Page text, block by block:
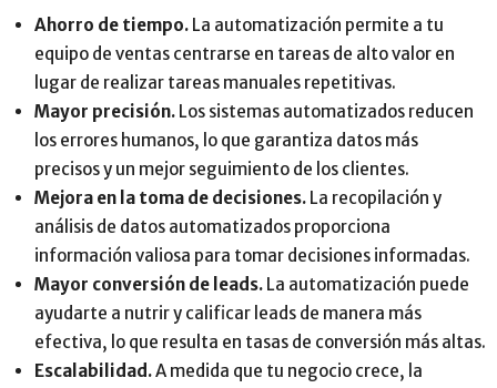
Ahorro de tiempo. La automatización permite a tu
equipo de ventas centrarse en tareas de alto valor en
lugar de realizar tareas manuales repetitivas.
Mayor precisión. Los sistemas automatizados reducen
los errores humanos, lo que garantiza datos más
precisos y un mejor seguimiento de los clientes.
Mejora en la toma de decisiones. La recopilación y
análisis de datos automatizados proporciona
información valiosa para tomar decisiones informadas.
Mayor conversión de leads. La automatización puede
ayudarte a nutrir y calificar leads de manera más
efectiva, lo que resulta en tasas de conversión más altas.
Escalabilidad.A medida que tu negocio crece, la